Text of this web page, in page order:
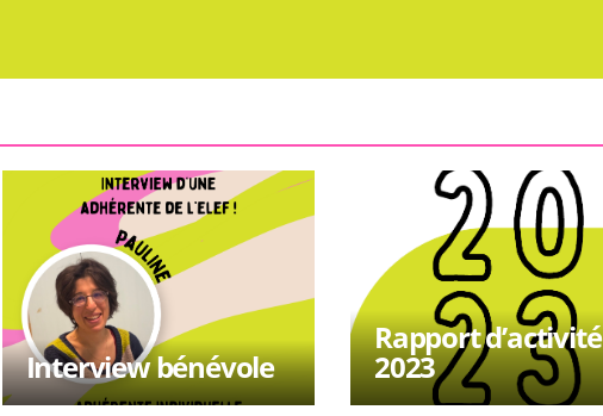
Interview bénévole
Rapport d’activité
2023